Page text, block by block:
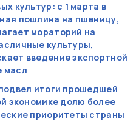
культур: с 1 марта в
пошлина на пшеницу,
мораторий на
культуры,
введение экспортной
масл
итоги прошедшей
экономике долю более
приоритеты страны